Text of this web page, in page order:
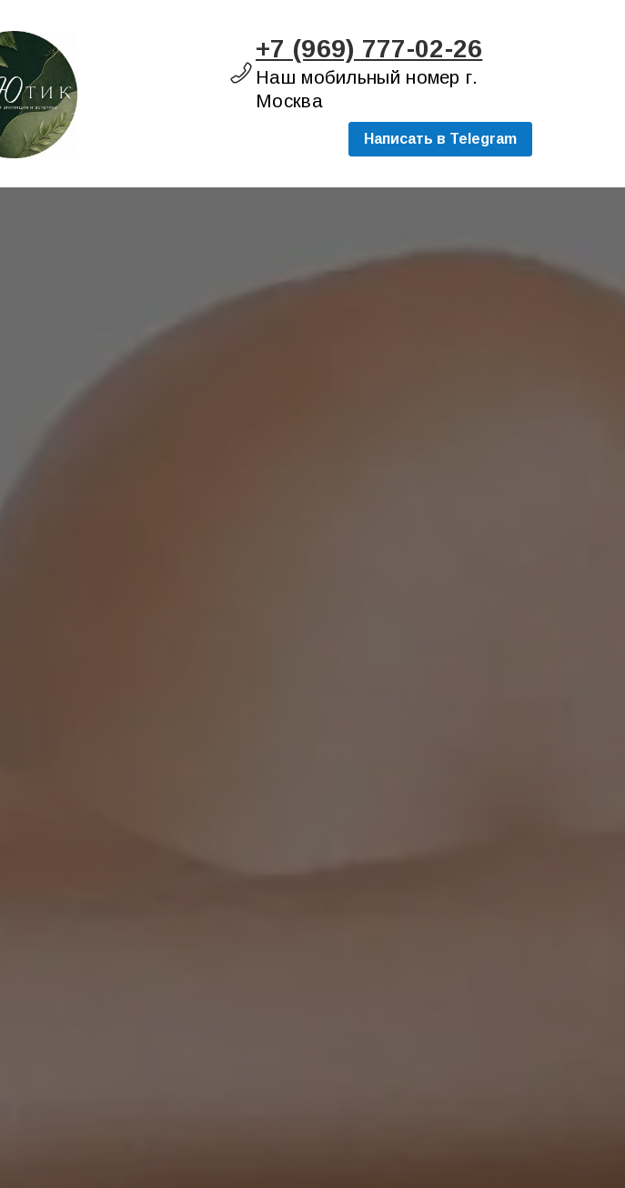
+7 (969) 777-02-26
Наш мобильный номер г.
Москва
Написать в Telegram